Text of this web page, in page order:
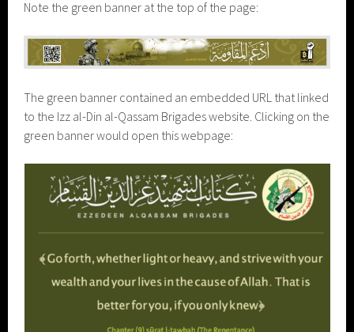
Note the green banner at the top of the page:
The green banner contained an embedded URL that linked
to the Izz al-Din al-Qassam Brigades website. Clicking on the
green banner would open this webpage: